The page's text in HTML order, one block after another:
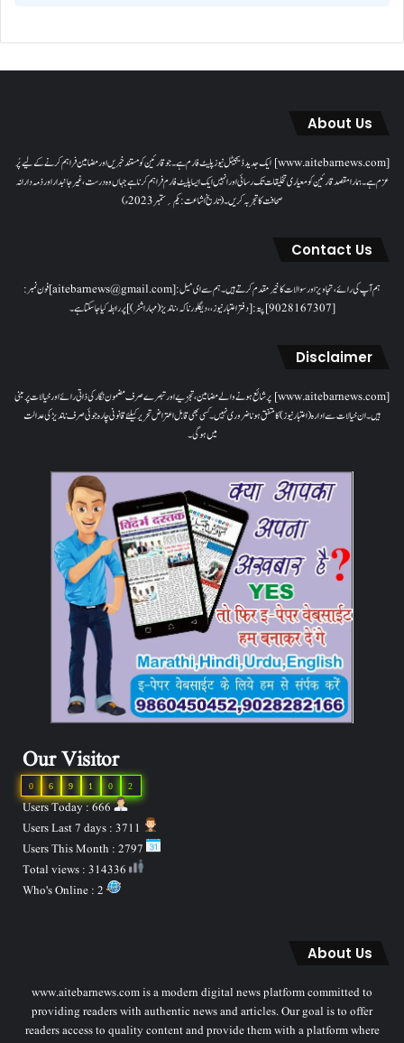
About Us
[www.aitebarnews.com] ایک جدید ڈیجیٹل نیوز پلیٹ فارم ہے۔ جو قارئین کو مستند خبریں اور مضامین فراہم کرنے کے لیے پُر
عزم ہے۔ ہمارا مقصدقارئین کو معیاری تخلیقات تک رسائی اور انہیں ایک ایسا پلیٹ فارم فراہم کرنا ہے جہاں وہ درست، غیر جانبدار اور ذمہ دارانہ
صحافت کا تجربہ کریں۔( تاریخ اشاعت : یکم؍ ستمبر 2023ء)
Contact Us
ہم آپ کی رائے، تجاویز اور سوالات کا خیرمقدم کرتے ہیں۔ ہم سےای میل: [aitebarnews@gmail.com]فون نمبر:
[9028167307]پتہ: [دفتر اعتبار نیوز، ، دیگلور ناکہ، ناندیڑ(مہاراشٹر) ] پر رابطہ کیا جاسکتا ہے۔
Disclaimer
[www.aitebarnews.com] پر شائع ہونے والے مضامین، تجزیے اور تبصرے صرف مضمون نگار کی ذاتی رائے اور خیالات پر مبنی
ہیں۔ ان خیالات سے ادارہ (اعتبار نیوز) کا متفق ہونا ضروری نہیں۔ کسی بھی قابل اعتراض تحریر کیلئے قانونی چارہ جوئی صرف ناندیڑ کی عدالت
میں ہوگی۔
Our Visitor
2
0
1
9
6
0
Users Today : 666
About Us
www.aitebarnews.com is a modern digital news platform committed to
providing readers with authentic news and articles. Our goal is to offer
readers access to quality content and provide them with a platform where